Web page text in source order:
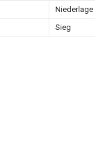
Niederlage
Sieg